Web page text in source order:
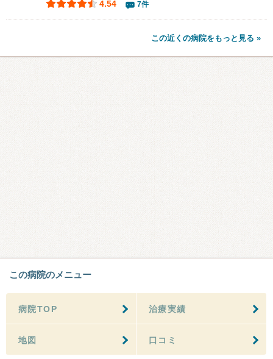
4.54 7件
この近くの病院をもっと見る »
この病院のメニュー
病院TOP 治療実績
地図 口コミ